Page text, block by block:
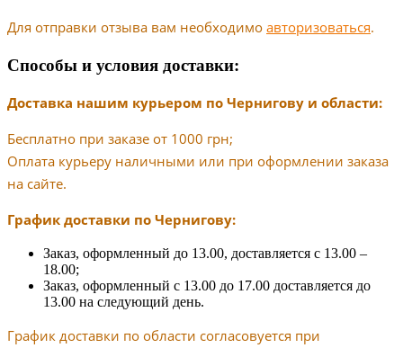
Для отправки отзыва вам необходимо авторизоваться.
Способы и условия доставки:
Доставка нашим курьером по Чернигову и области:
Бесплатно при заказе от 1000 грн;
Оплата курьеру наличными или при оформлении заказа
на сайте.
График доставки по Чернигову:
Заказ, оформленный до 13.00, доставляется с 13.00 –
18.00;
Заказ, оформленный с 13.00 до 17.00 доставляется до
13.00 на следующий день.
График доставки по области согласовуется при